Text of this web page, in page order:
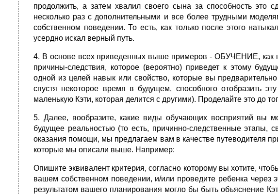
продолжить, а затем хвалил своего сына за способность это
несколько раз с дополнительными и все более трудными
собственном поведении. То есть, как только после этого
усердно искал верный путь.
4. В основе всех приведенных выше примеров - ОБУЧЕНИЕ, как
причины-следствия, которое (вероятно) приведет к этому
одной из целей навык или свойство, которые вы
спустя некоторое время в будущем, способного отобразить
маленькую Кэти, которая делится с другими). Проделайте это до
5. Далее, вообразите, какие виды обучающих восприятий вы
будущее реальностью (то есть, причинно-следственные
оказания помощи, мы предлагаем вам в качестве путеводителя
которые мы описали выше. Например:
Опишите эквивалент критерия, согласно которому вы хотите,
вашем собственном поведении, и/или проведите ребенка через
результатом вашего планирования могло бы быть объяснение